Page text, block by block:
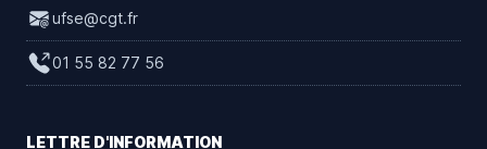
ufse@cgt.fr
01 55 82 77 56
LETTRE D'INFORMATION